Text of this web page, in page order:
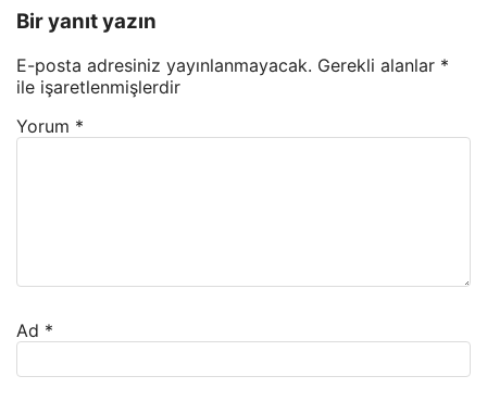
Bir yanıt yazın
E-posta adresiniz yayınlanmayacak. Gerekli alanlar *
ile işaretlenmişlerdir
Yorum *
Ad *